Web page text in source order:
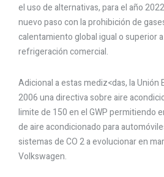
el uso de alternativas, para el año
nuevo paso con la prohibición de
calentamiento global igual o superior
refrigeración comercial.
Adicional a estas mediz<das, la Unión
2006 una directiva sobre aire
limite de 150 en el GWP permitiendo
de aire acondicionado para
sistemas de CO 2 a evolucionar en
Volkswagen.